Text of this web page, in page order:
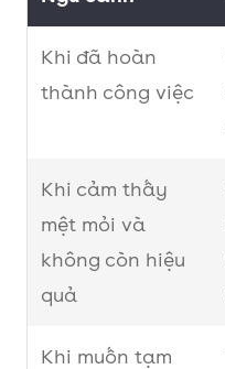
Khi đã hoàn
thành công việc
Khi cảm thấy
mệt mỏi và
không còn hiệu
quả
Khi muốn tạm